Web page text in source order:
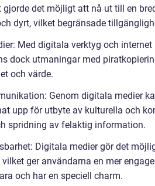
gjorde det möjligt att nå ut till en
dyrt, vilket begränsade
Med digitala verktyg och
dock utmaningar med
och värde.
Genom digitala medier
upp för utbyte av kulturella och
spridning av felaktig information.
Digitala medier gör det
ger användarna en mer
och har en speciell charm.